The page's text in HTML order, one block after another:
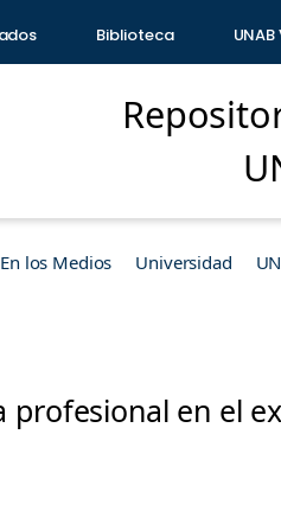
Biblioteca
los Medios Universidad
profesional en el